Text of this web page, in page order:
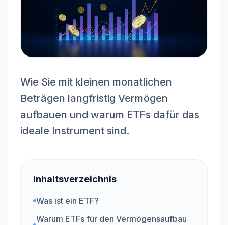
Wie Sie mit kleinen monatlichen
Beträgen langfristig Vermögen
aufbauen und warum ETFs dafür das
ideale Instrument sind.
Inhaltsverzeichnis
Was ist ein ETF?
Warum ETFs für den Vermögensaufbau